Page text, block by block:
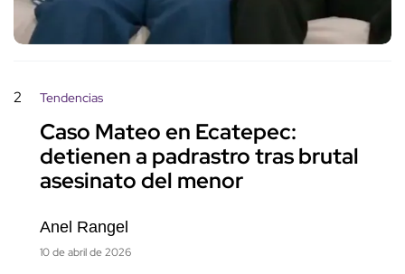
2 Tendencias
Caso Mateo en Ecatepec:
detienen a padrastro tras brutal
asesinato del menor
Anel Rangel
10 de abril de 2026